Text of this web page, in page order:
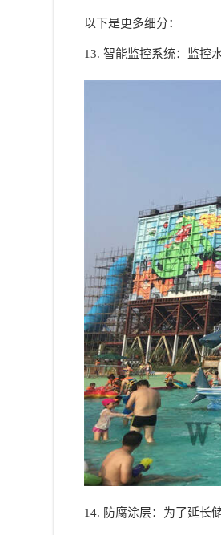
以下是更多细分：
13. 智能监控系统：监控
14. 防腐涂层：为了延长